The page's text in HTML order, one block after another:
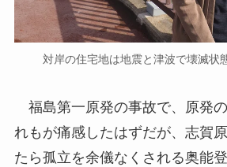
対岸の住宅地は地震と津波で壊滅状
福島第一原発の事故で、原発
れもが痛感したはずだが、志賀
たら孤立を余儀なくされる奥能